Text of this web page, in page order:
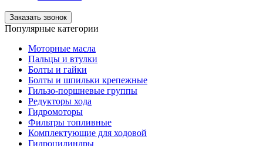
Заказать звонок
Популярные категории
Моторные масла
Пальцы и втулки
Болты и гайки
Болты и шпильки крепежные
Гильзо-поршневые группы
Редукторы хода
Гидромоторы
Фильтры топливные
Комплектующие для ходовой
Гидроцилиндры